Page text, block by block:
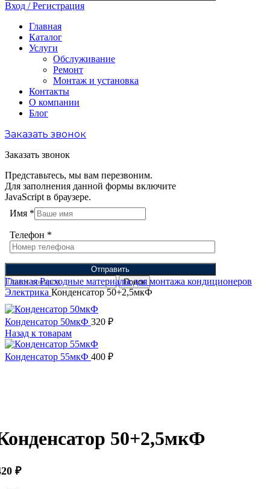
Вход / Регистрация
Главная
Каталог
Услуги
Обслуживание
Ремонт
Монтаж и установка
Контакты
О компании
Блог
Заказать звонок
Заказать звонок
Представьтесь, мы вам перезвоним.
Для заполнения данной формы включите
JavaScript в браузере.
Имя *
Телефон *
Отправить
Поиск
ГлавнаяРасходные материалы для монтажа кондиционеров
Электрика Конденсатор 50+2,5мкФ
Конденсатор 50мкФ 320 ₽
Назад к товарам
Конденсатор 55мкФ 400 ₽
50+2,5мкФ
₽